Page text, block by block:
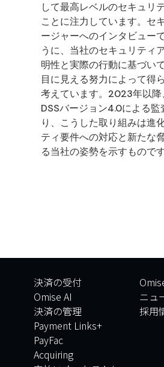
して最高レベルのセキュリ
ことに注力しています。セ
ージャーへのインタビュー
うに、当社のセキュリティ
明性と実際の行動に基づい
目に見える努力によって得
考えています。2023年以降
DSSバージョン4.0による監
り、こうした取り組みは進
ティ要件への対応と新たな
る当社の姿勢を示すものです
決済の受付
Omise AI
決済の管理
Payment Links+
PayFac
Acquiring
ニュ
採用